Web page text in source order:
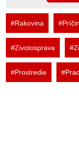
#Rakovina
#Zivotosprava
#Prostredie